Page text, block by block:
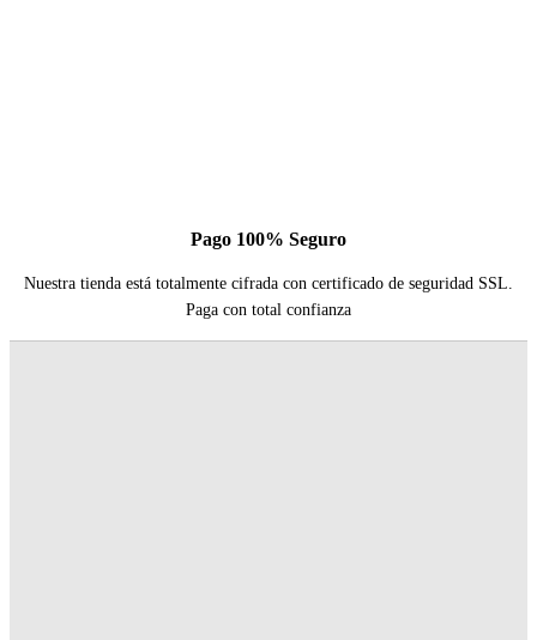
Pago 100% Seguro
Nuestra tienda está totalmente cifrada con certificado de seguridad SSL.
Paga con total confianza